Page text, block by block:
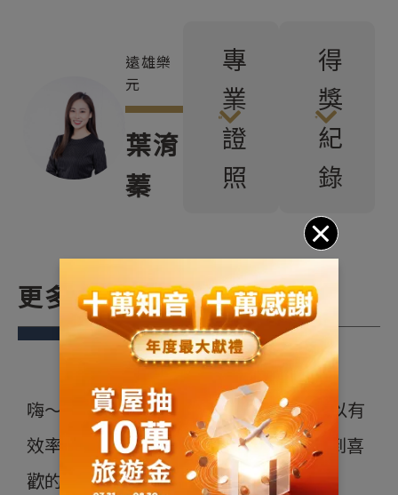
遠雄樂
元
葉淯
蓁
專
業
證
照
得
獎
紀
錄
更多關於我
嗨～我是jane蓁蓁，因為對市場熟悉可以有
效率且精準的給予建議，幫大家圓夢買到喜
歡的房子